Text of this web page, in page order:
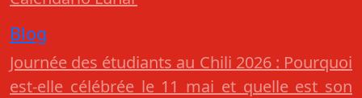
Blog
Journée des étudiants au Chili 2026 : Pourquoi
est-elle célébrée le 11 mai et quelle est son